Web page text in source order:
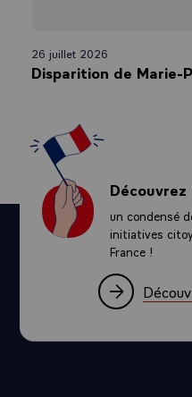
26 juillet 2026
Disparition de Marie-
Découvrez
un condensé
initiatives
France !